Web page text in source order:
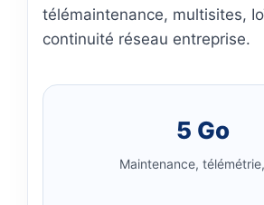
télémaintenance, multisites,
continuité réseau entreprise.
5 Go
Maintenance,